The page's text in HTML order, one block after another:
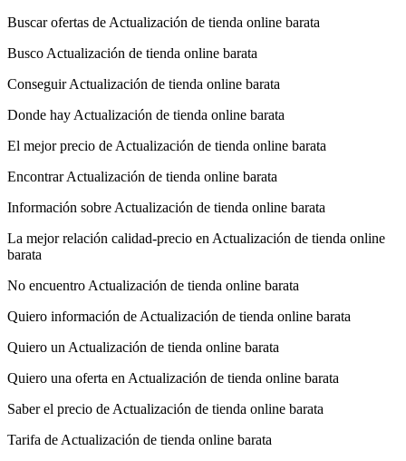
Buscar ofertas de Actualización de tienda online barata
Busco Actualización de tienda online barata
Conseguir Actualización de tienda online barata
Donde hay Actualización de tienda online barata
El mejor precio de Actualización de tienda online barata
Encontrar Actualización de tienda online barata
Información sobre Actualización de tienda online barata
La mejor relación calidad-precio en Actualización de tienda online
barata
No encuentro Actualización de tienda online barata
Quiero información de Actualización de tienda online barata
Quiero un Actualización de tienda online barata
Quiero una oferta en Actualización de tienda online barata
Saber el precio de Actualización de tienda online barata
Tarifa de Actualización de tienda online barata